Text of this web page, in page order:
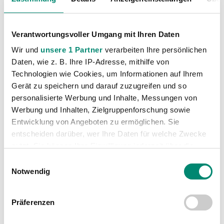
Verantwortungsvoller Umgang mit Ihren Daten
Wir und unsere 1 Partner verarbeiten Ihre persönlichen
Daten, wie z. B. Ihre IP-Adresse, mithilfe von
Technologien wie Cookies, um Informationen auf Ihrem
Gerät zu speichern und darauf zuzugreifen und so
personalisierte Werbung und Inhalte, Messungen von
Werbung und Inhalten, Zielgruppenforschung sowie
Entwicklung von Angeboten zu ermöglichen. Sie
entscheiden darüber, wer Ihre Daten für welche Zwecke
Trigger Symbol ändern oder widerrufen
Erfahren Sie mehr darüber, wie Ihre persönlichen Daten
verarbeitet werden, und legen Sie Ihre Präferenzen im
Notwendig
Präferenzen